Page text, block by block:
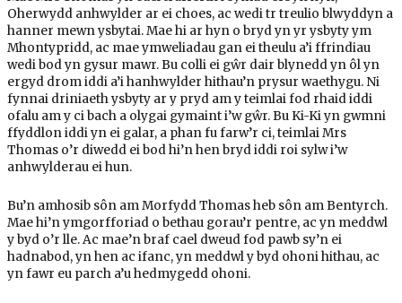
Oherwydd anhwylder ar ei choes, ac wedi tr treulio blwyddyn a
hanner mewn ysbytai. Mae hi ar hyn o bryd yn yr ysbyty ym
Mhontypridd, ac mae ymweliadau gan ei theulu a’i ffrindiau
wedi bod yn gysur mawr. Bu colli ei gŵr dair blynedd yn ôl yn
ergyd drom iddi a’i hanhwylder hithau’n prysur waethygu. Ni
fynnai driniaeth ysbyty ar y pryd am y teimlai fod rhaid iddi
ofalu am y ci bach a olygai gymaint i’w gŵr. Bu Ki-Ki yn gwmni
ffyddlon iddi yn ei galar, a phan fu farw’r ci, teimlai Mrs
Thomas o’r diwedd ei bod hi’n hen bryd iddi roi sylw i’w
anhwylderau ei hun.
Bu’n amhosib sôn am Morfydd Thomas heb sôn am Bentyrch.
Mae hi’n ymgorfforiad o bethau gorau’r pentre, ac yn meddwl
y byd o’r lle. Ac mae’n braf cael dweud fod pawb sy’n ei
hadnabod, yn hen ac ifanc, yn meddwl y byd ohoni hithau, ac
yn fawr eu parch a’u hedmygedd ohoni.